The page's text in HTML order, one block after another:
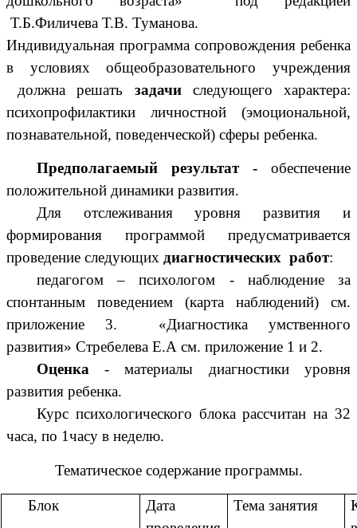
Т.Б.Филичева Т.В. Туманова.
Индивидуальная программа сопровождения ребенка
в условиях общеобразовательного учреждения
должна решать задачиследующего характера:
психопрофилактики личностной (эмоциональной,
познавательной, поведенческой) сферы ребенка.
Предполагаемый результат - обеспечение
положительной динамики развития.
Для отслеживания уровня развития и
формирования программой предусматривается
проведение следующих диагностических работ:
педагогом – психологом - наблюдение за
спонтанным поведением (карта наблюдений) см.
приложение 3. «Диагностика умственного
развития» Стребелева Е.А см. приложение 1 и 2.
Оценка- материалы диагностики уровня
развития ребенка.
Курс психологического блока рассчитан на 32
часа, по 1часу в неделю.
Тематическое содержание программы.
Блок
Дата
Тема занятия